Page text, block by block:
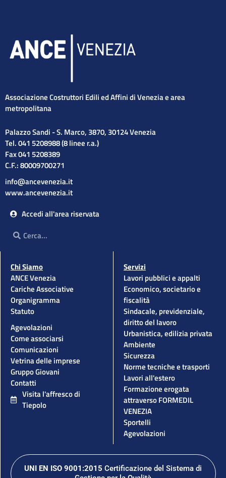
Associazione Costruttori Edili ed Affini di Venezia e area
metropolitana
Palazzo Sandi - S. Marco, 3870, 30124 Venezia
Tel. 041 5208988 (8 linee r.a.)
Fax 041 5208389
C.F.: 80009700271
info@ancevenezia.it
www.ancevenezia.it
Accedi all'area riservata
Cerca
Chi Siamo
ANCE Venezia
Cariche Associative
Organigramma
Statuto
Agevolazioni
Come associarsi
Comunicazioni
Vetrina delle imprese
Gruppo Giovani
Contatti
Visita l'affresco di
Tiepolo
Servizi
Lavori pubblici e appalti
Economico, societario e
fiscalità
Sindacale, previdenziale,
diritto del lavoro
Urbanistica, edilizia privata
Ambiente
Sicurezza
Norme tecniche e trasporti
Lavori all'estero
Formazione erogata
attraverso FORMEDIL
VENEZIA
Sportelli
Agevolazioni
UNI EN ISO 9001:2015 Certificazione del Sistema di